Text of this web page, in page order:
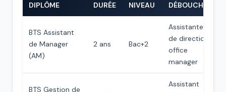
DIPLÔME DURÉE NIVEAU DÉBOUCHÉS
BTS Assistant
de Manager
(AM)
2 ans Bac+2
Assistante
de direction,
office
manager
BTS Gestion de
Assistant